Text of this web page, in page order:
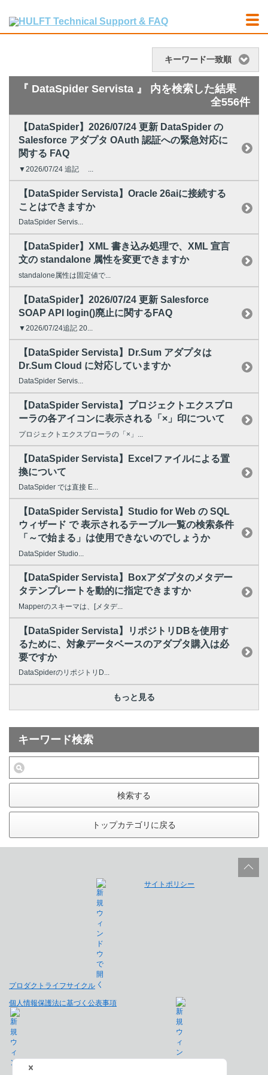
キーワード一致順
『 DataSpider Servista 』 内を検索した結果
全556件
【DataSpider】2026/07/24 更新 DataSpider の
Salesforce アダプタ OAuth 認証への緊急対応に
関する FAQ
▼2026/07/24 追記 ...
【DataSpider Servista】Oracle 26aiに接続する
ことはできますか
DataSpider Servis...
【DataSpider】XML 書き込み処理で、XML 宣言
文の standalone 属性を変更できますか
standalone属性は固定値で...
【DataSpider】2026/07/24 更新 Salesforce
SOAP API login()廃止に関するFAQ
▼2026/07/24追記 20...
【DataSpider Servista】Dr.Sum アダプタは
Dr.Sum Cloud に対応していますか
DataSpider Servis...
【DataSpider Servista】プロジェクトエクスプロ
ーラの各アイコンに表示される「×」印について
プロジェクトエクスプローラの「×」...
【DataSpider Servista】Excelファイルによる置
換について
DataSpider では直接 E...
【DataSpider Servista】Studio for Web の SQL
ウィザード で 表示されるテーブル一覧の検索条件
「～で始まる」は使用できないのでしょうか
DataSpider Studio...
【DataSpider Servista】Boxアダプタのメタデー
タテンプレートを動的に指定できますか
Mapperのスキーマは、[メタデ...
【DataSpider Servista】リポジトリDBを使用す
るために、対象データベースのアダプタ購入は必
要ですか
DataSpiderのリポジトリD...
もっと見る
キーワード検索
検索する
トップカテゴリに戻る
プロダクトライフサイクル
サイトポリシー
個人情報保護法に基づく公表事項